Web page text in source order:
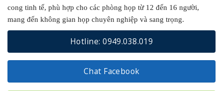
cong tinh tế, phù hợp cho các phòng họp từ 12 đến 16 người,
mang đến không gian họp chuyên nghiệp và sang trọng.
Hotline: 0949.038.019
Chat Facebook